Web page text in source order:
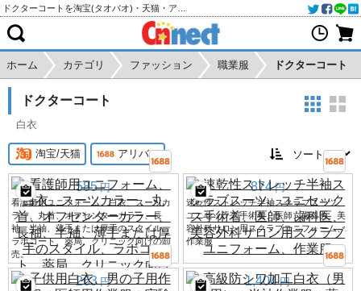
ホーム カテゴリ ファッション 職業服 ドクターコート
ドクターコート
白衣
淘宝/天猫 アリババ
585 円
看護師用ユニフォーム、白衣、スーツカ
ラー、丸首、オフセンターカラー、長
袖、半袖、薄手または厚手のスタイル、
ラボコート、薬局、クリニック向けの卸
売。
874 円
速乾性ストレッチ半袖スクラブスーツ、
ユニセックス手術着、医師、歯科医、美
容外科サロン用スクラブユニフォーム、
作業服
263 円 1,404 円